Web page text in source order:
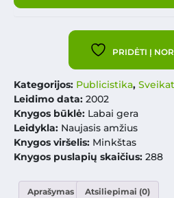
PRIDĖTI Į
Kategorijos: Publicistika,
Leidimo data: 2002
Knygos būklė: Labai gera
Leidykla: Naujasis amžius
Knygos viršelis: Minkštas
Knygos puslapių skaičius: 288
Aprašymas Atsiliepimai (0)